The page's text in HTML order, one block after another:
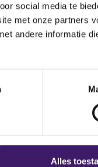
social media te
met onze partners
andere informatie
Alles